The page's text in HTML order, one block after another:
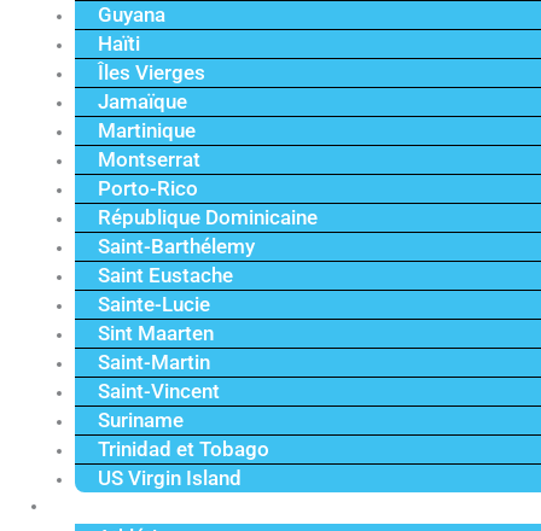
Guyana
Haïti
Îles Vierges
Jamaïque
Martinique
Montserrat
Porto-Rico
République Dominicaine
Saint-Barthélemy
Saint Eustache
Sainte-Lucie
Sint Maarten
Saint-Martin
Saint-Vincent
Suriname
Trinidad et Tobago
US Virgin Island